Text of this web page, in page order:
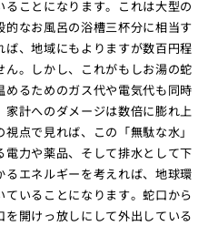
ことになります。これは大型の
なお風呂の浴槽三杯分に相当す
、地域にもよりますが数百円程
。しかし、これがもしお湯の蛇
るためのガス代や電気代も同時
計へのダメージは数倍に膨れ上
点で見れば、この「無駄な水」
力や薬品、そして排水として下
エネルギーを考えれば、地球環
いることになります。蛇口から
開けっ放しにして外出している